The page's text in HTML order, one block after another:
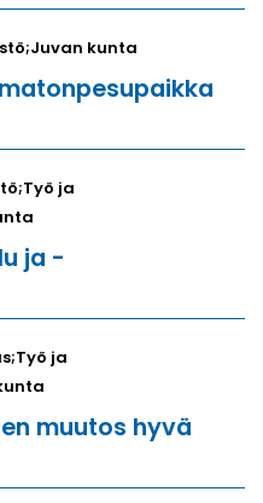
kunta
ja
ja -
ja
muutos hyvä